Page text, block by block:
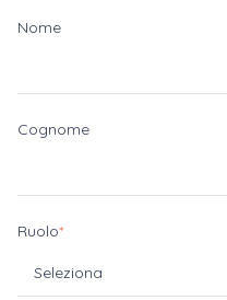
Nome
Cognome
Ruolo*